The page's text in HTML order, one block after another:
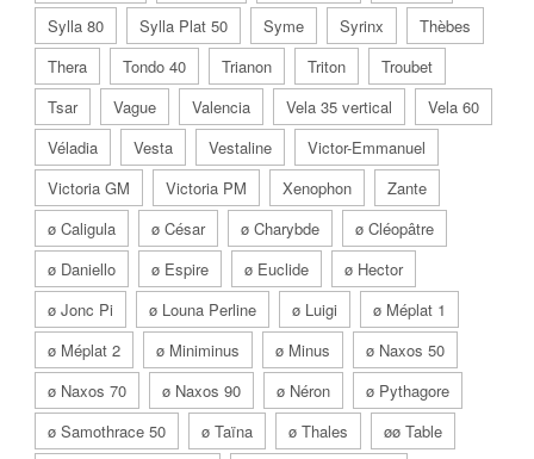
Sylla 80
Sylla Plat 50 Syme Syrinx
Thèbes
Thera
Tondo 40 Trianon Triton
Troubet
Tsar
Vague Valencia Vela 35 vertical
Vela 60
Véladia
Vesta Vestaline
Victor-Emmanuel
Victoria GM
Victoria PM Xenophon
Zante
ø Caligula
ø César ø Charybde
ø Cléopâtre
ø Daniello
ø Espire ø Euclide
ø Hector
ø Jonc Pi
ø Louna Perline ø Luigi
ø Méplat 1
ø Méplat 2
ø Miniminus ø Minus
ø Naxos 50
ø Naxos 70
ø Naxos 90 ø Néron
ø Pythagore
ø Samothrace 50
ø Taïna ø Thales
øø Table